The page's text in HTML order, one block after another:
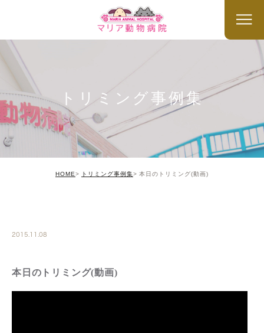
トリミング事例集
HOME トリミング事例集 本日のトリミング(動画)
2015.11.08
本日のトリミング(動画)